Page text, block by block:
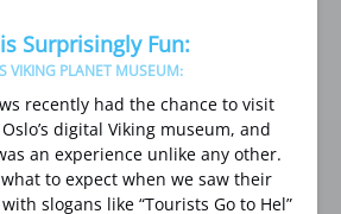
Surprisingly Fun:
VIKING PLANET MUSEUM:
recently had the chance to visit
digital Viking museum, and
an experience unlike any other.
to expect when we saw their
slogans like “Tourists Go to Hel”